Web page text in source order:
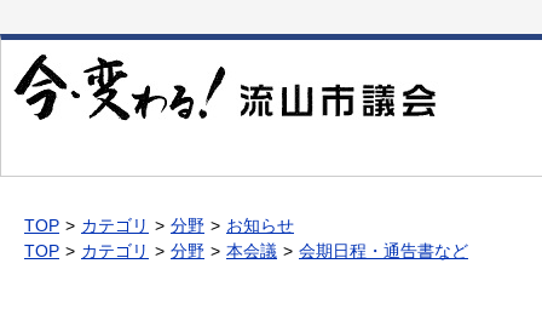
文
移
動
TOP カテゴリ 分野
お知らせ
TOP
カテゴリ 分野 本会議 会期日程・通告書など